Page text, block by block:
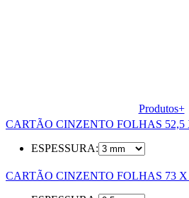
Produtos+
CARTÃO CINZENTO FOLHAS 52,5
ESPESSURA:
CARTÃO CINZENTO FOLHAS 73 X